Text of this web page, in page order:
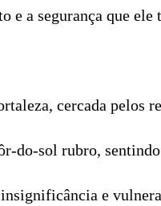
a segurança que
cercada pelos
do-sol rubro,
e